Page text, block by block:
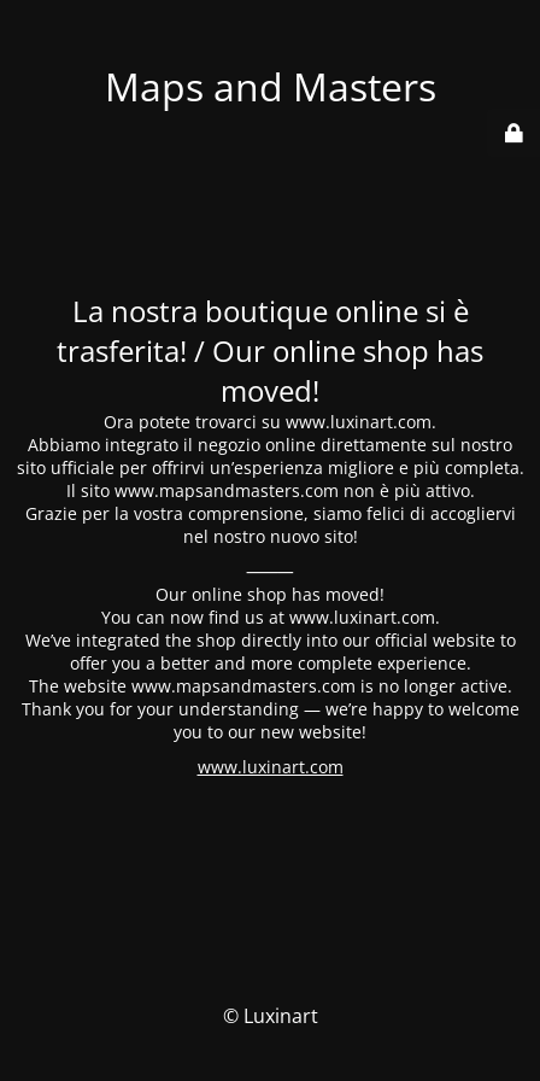
Maps and Masters
La nostra boutique online si è
trasferita! / Our online shop has
moved!
Ora potete trovarci su www.luxinart.com.
Abbiamo integrato il negozio online direttamente sul nostro
sito ufficiale per offrirvi un’esperienza migliore e più completa.
Il sito www.mapsandmasters.com non è più attivo.
Grazie per la vostra comprensione, siamo felici di accogliervi
nel nostro nuovo sito!
⸻
Our online shop has moved!
You can now find us at www.luxinart.com.
We’ve integrated the shop directly into our official website to
offer you a better and more complete experience.
The website www.mapsandmasters.com is no longer active.
Thank you for your understanding — we’re happy to welcome
you to our new website!
www.luxinart.com
© Luxinart